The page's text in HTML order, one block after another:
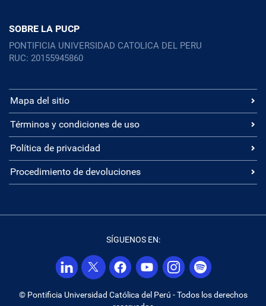
SOBRE LA PUCP
PONTIFICIA UNIVERSIDAD CATOLICA DEL PERU
RUC: 20155945860
Mapa del sitio
Términos y condiciones de uso
Política de privacidad
Procedimiento de devoluciones
SÍGUENOS EN:
© Pontificia Universidad Católica del Perú - Todos los derechos